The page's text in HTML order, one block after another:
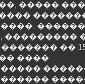
�����
��
����